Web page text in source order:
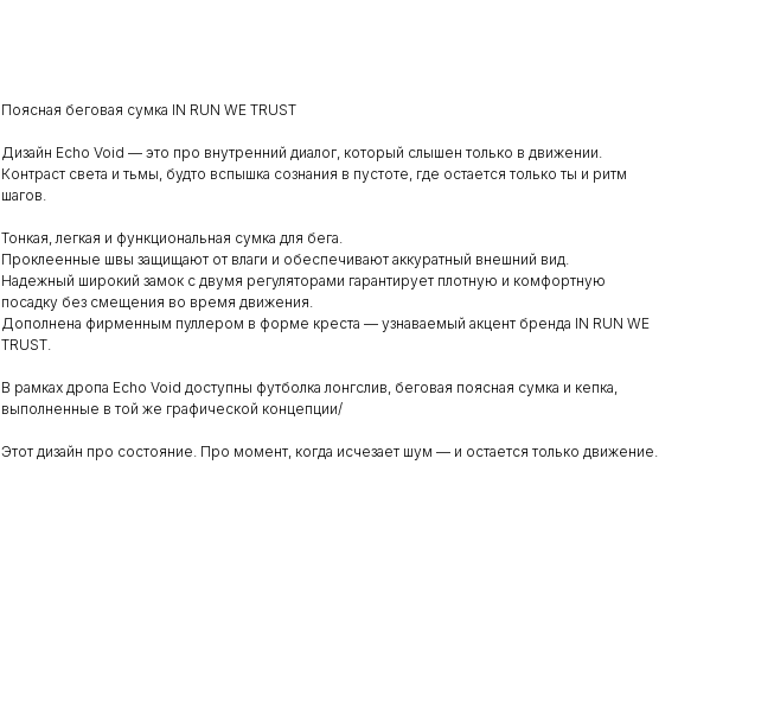
Поясная беговая сумка IN RUN WE TRUST
Дизайн Echo Void — это про внутренний диалог, который слышен только в движении.
Контраст света и тьмы, будто вспышка сознания в пустоте, где остается только ты и ритм
шагов.
Тонкая, легкая и функциональная сумка для бега.
Проклеенные швы защищают от влаги и обеспечивают аккуратный внешний вид.
Надежный широкий замок с двумя регуляторами гарантирует плотную и комфортную
посадку без смещения во время движения.
Дополнена фирменным пуллером в форме креста — узнаваемый акцент бренда IN RUN WE
TRUST.
В рамках дропа Echo Void доступны футболка лонгслив, беговая поясная сумка и кепка,
выполненные в той же графической концепции/
Этот дизайн про состояние. Про момент, когда исчезает шум — и остается только движение.